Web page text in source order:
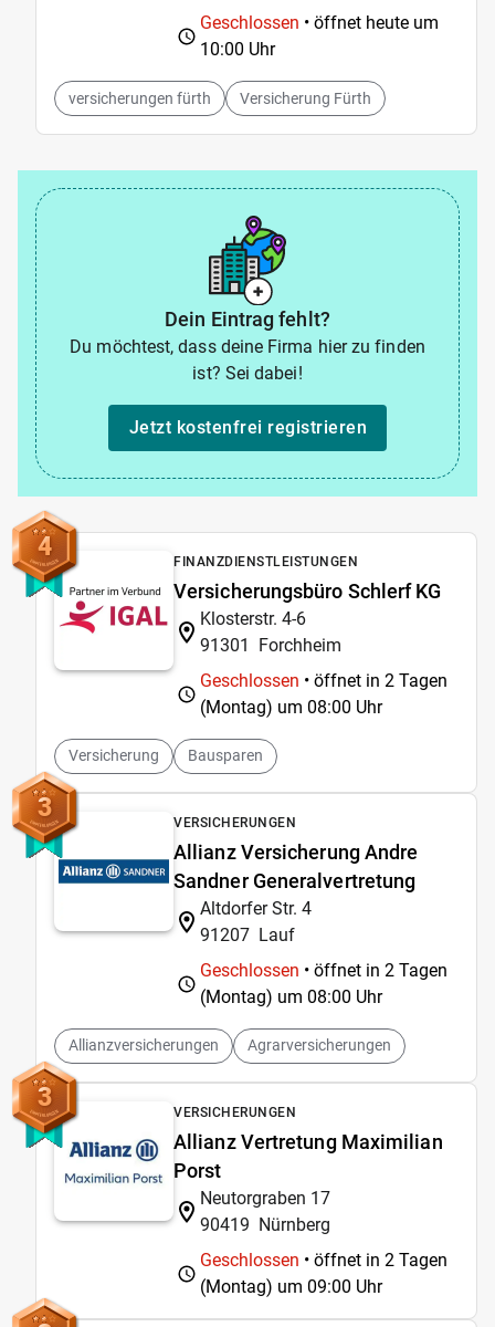
Geschlossen • öffnet heute um
10:00 Uhr
versicherungen fürth Versicherung Fürth
Dein Eintrag fehlt?
Du möchtest, dass deine Firma hier zu finden
ist? Sei dabei!
Jetzt kostenfrei registrieren
4 FINANZDIENSTLEISTUNGEN
Versicherungsbüro Schlerf KG
Klosterstr. 4-6
91301
Forchheim
Geschlossen • öffnet in 2 Tagen
(Montag) um 08:00 Uhr
Versicherung Bausparen
3 VERSICHERUNGEN
Allianz Versicherung Andre
Sandner Generalvertretung
Altdorfer Str. 4
91207 Lauf
Geschlossen • öffnet in 2 Tagen
(Montag) um 08:00 Uhr
Allianzversicherungen Agrarversicherungen
3 VERSICHERUNGEN
Allianz Vertretung Maximilian
Porst
Neutorgraben 17
90419 Nürnberg
Geschlossen • öffnet in 2 Tagen
(Montag) um 09:00 Uhr